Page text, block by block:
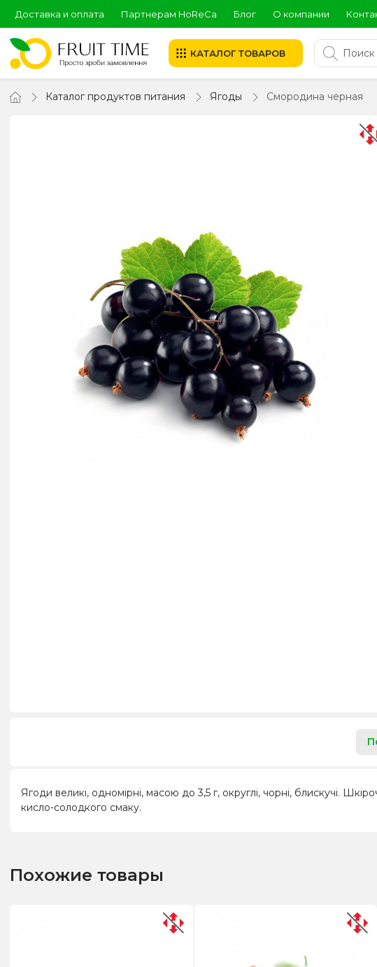
Доставка и оплата Партнерам HoReCa Блог О компании
КАТАЛОГ ТОВАРОВ
Каталог продуктов питания Ягоды Смородина черная
Ягоди великі, одномірні, масою до 3,5 г, округлі, чорні, блискучі.
кисло-солодкого смаку.
Похожие товары